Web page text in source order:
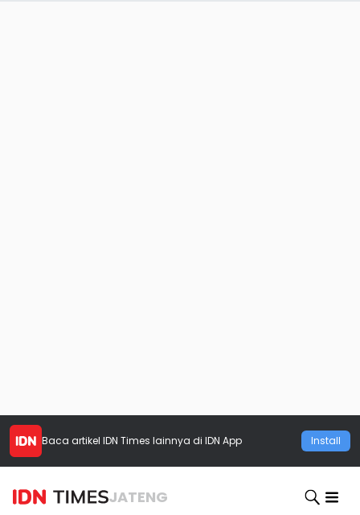
Baca artikel IDN Times lainnya di IDN App Install
JATENG